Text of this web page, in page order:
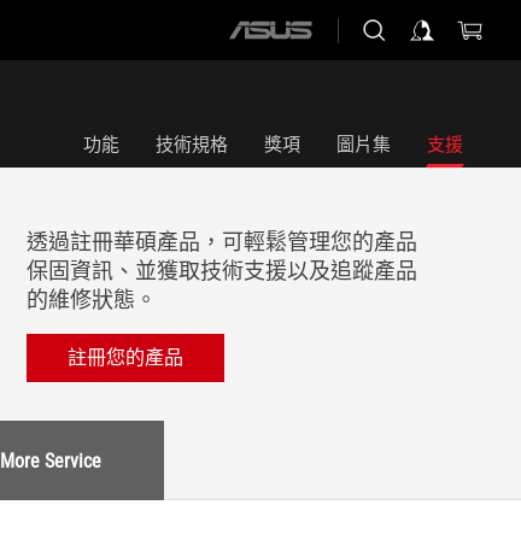
ASUS
功能 技術規格 獎項 圖片集 支援
透過註冊華碩產品，可輕鬆管理您的產品
保固資訊、並獲取技術支援以及追蹤產品
的維修狀態。
註冊您的產品
More Service